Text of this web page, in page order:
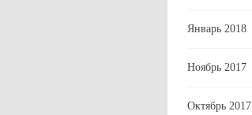
Январь 2018
Ноябрь 2017
Октябрь 2017